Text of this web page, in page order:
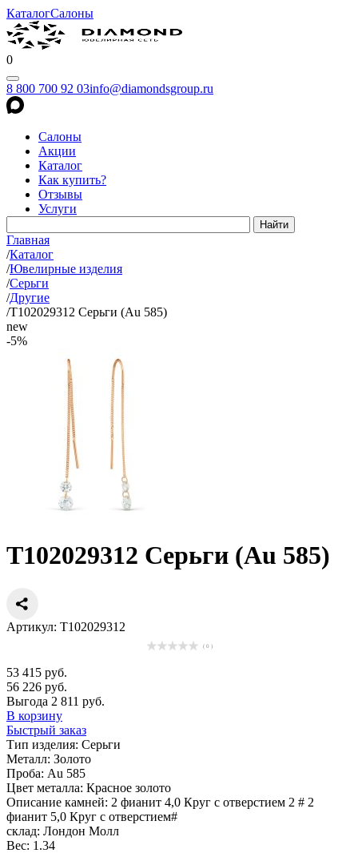
КаталогСалоны
0
8 800 700 92 03info@diamondsgroup.ru
Салоны
Акции
Каталог
Как купить?
Отзывы
Услуги
Главная
/Каталог
/Ювелирные изделия
/Серьги
/Другие
/Т102029312 Серьги (Au 585)
new
-5%
Т102029312 Серьги (Au 585)
Артикул: Т102029312
( 0 )
53 415 руб.
56 226 руб.
Выгода 2 811 руб.
В корзину
Быстрый заказ
Тип изделия: Серьги
Металл: Золото
Проба: Au 585
Цвет металла: Красное золото
Описание камней: 2 фианит 4,0 Круг с отверстием 2 # 2
фианит 5,0 Круг с отверстием#
склад: Лондон Молл
Вес: 1.34